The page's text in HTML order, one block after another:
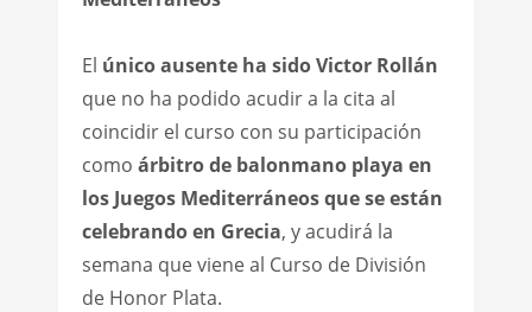
El único ausente ha sido Victor Rollán
que no ha podido acudir a la cita al
coincidir el curso con su participación
como árbitro de balonmano playa en
los Juegos Mediterráneos que se están
celebrando en Grecia, y acudirá la
semana que viene al Curso de División
de Honor Plata.